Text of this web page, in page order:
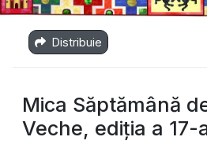
Distribuie
Mica Săptămână
Veche, ediția a 17-